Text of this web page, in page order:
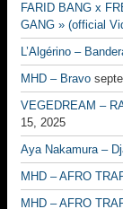
FARID BANG x
GANG » (official
L’Algérino –
MHD – Bravo
VEGEDREAM –
15, 2025
Aya Nakamura –
MHD – AFRO
MHD – AFRO